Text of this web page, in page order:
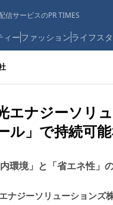
信サービスのPR TIMES
ィーファッションライフス
エナジーソリ
ル」で持続可
内環境」と「省エネ性」
ナジーソリューションズ